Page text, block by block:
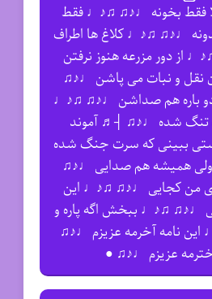
فقط بخونه ♩♪♫ ♫♪♩ فقط
♩♪♫ ♫♪♩ کلاغ ها اطراف
از دور مزرعه هنوز نرفتن
نقل و نبات می پاشن ♩♪♫
باره هم صداشن ♩♪♫ ♫♪♩
تنگ شده ♩♪♫ ┤♬ آموند
ببینی که سرت جنگ شده
همیشه هم صدایی ♩♪♫
من کجایی ♩♪♫ ♫♪♩ این
♩♪♫ ♫♪♩ ببخش اگه پاره و
نامه آخرمه عزیزم ♩♪♫
عزیزم ♩♪♫ ●